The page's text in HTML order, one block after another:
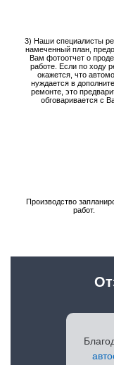
3) Наши специалисты
намеченный план,
Вам фотоотчет о
работе. Если по ходу
окажется, что
нуждается в
ремонте, это
обговаривается с
Производство
работ.